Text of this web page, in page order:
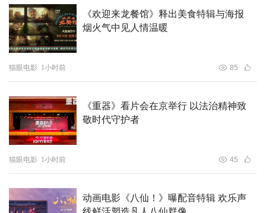
励下逐渐走出阴霾，获得救赎的同时也抚平了好友心底难以
愈合的伤痕，彼此治愈的故事。影片真实戳心的双向救赎，
细腻动人的情感表达，描绘出关于友谊和青春悸动的美好画
卷。此前官方露出的物料不难看出影片独具的青春气质，不
管是炙热盛夏里枝桠疯长的校园、少年肆意追着浪花奔跑的
海边，还是本就是青春代名词的一众新生代演员，都将自由
而又热烈的十八岁诠释得淋漓尽致，青春感拉满。
《欢迎来龙餐馆》释出美食特辑与海报
烟火气中见人情温暖
猫眼电影 1小时前 85
《重器》看片会在京举行 以法治精神致
敬时代守护者
猫眼电影 1小时前 45
动画电影《八仙！》曝配音特辑 欢乐声